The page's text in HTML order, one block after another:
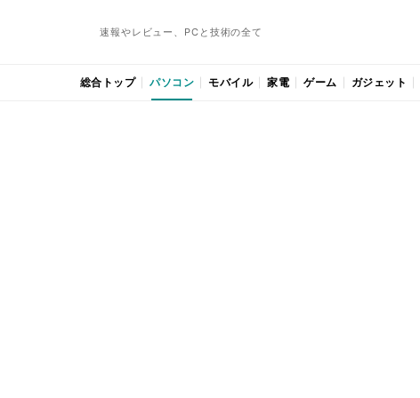
速報やレビュー、PCと技術の全て
総合トップ パソコン モバイル 家電 ゲーム ガジェット